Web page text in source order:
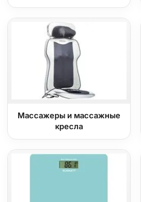
Массажеры и массажные
кресла